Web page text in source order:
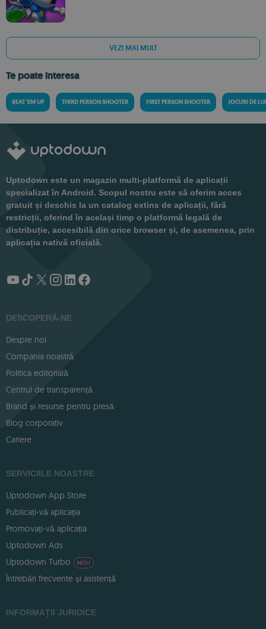
VEZI MAI MULT
Te poate interesa
BEAT 'EM UP THIRD PERSON SHOOTER FIRST PERSON SHOOTER JOCURI DE
Uptodown este un magazin multi-platformă de aplicații
specializat în Android. Scopul nostru este să oferim acces
gratuit și deschis la un catalog extins de aplicații, fără
restricții, oferind în același timp o platformă legală de
distribuție, accesibilă din orice browser și, de asemenea, prin
aplicația nativă oficială.
DESCOPERĂ-NE
Despre noi
Compania noastră
Politica editorială
Centrul de transparență
Brand și resurse pentru presă
Blog corporativ
Cariere
SERVICIILE NOASTRE
Uptodown App Store
Publicați-vă aplicația
Promovați-vă aplicația
Uptodown Ads
Uptodown Turbo
NOU
Întrebări frecvente și asistență
INFORMAȚII JURIDICE